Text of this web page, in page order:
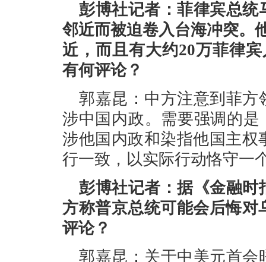
彭博社记者：菲律宾总统
邻近而被迫卷入台海冲突。
近，而且有大约20万菲律
有何评论？
郭嘉昆：中方注意到菲方
涉中国内政。需要强调的是
涉他国内政和染指他国主
行一致，以实际行动恪守一
彭博社记者：据《金融时
方称普京总统可能会后悔
评论？
郭嘉昆：关于中美元首会